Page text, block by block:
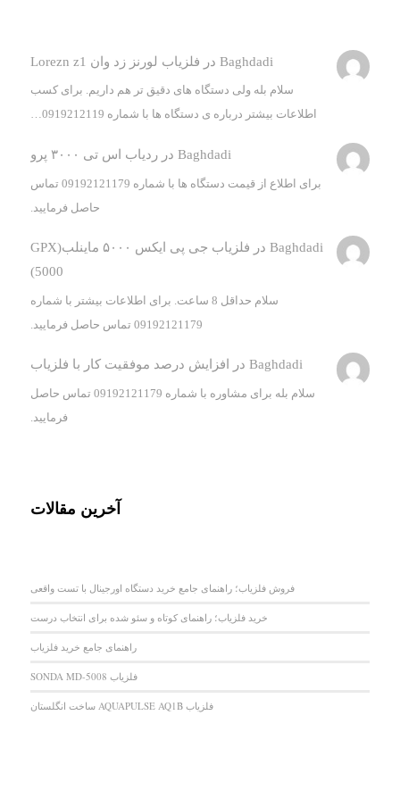
Baghdadi در فلزیاب لورنز زد وان Lorezn z1
سلام بله ولی دستگاه های دقیق تر هم داریم. برای کسب
اطلاعات بیشتر درباره ی دستگاه ها با شماره 0919212119…
Baghdadi درردیاب اس تی ۳۰۰۰ پرو
برای اطلاع از قیمت دستگاه ها با شماره 09192121179 تماس
حاصل فرمایید.
Baghdadi در
فلزیاب جی پی ایکس ۵۰۰۰ ماینلب(GPX
5000)
سلام حداقل 8 ساعت. برای اطلاعات بیشتر با شماره
09192121179 تماس حاصل فرمایید.
Baghdadi در افزایش درصد موفقیت کار با فلزیاب
سلام بله برای مشاوره با شماره 09192121179 تماس حاصل
فرمایید.
آخرین مقالات
فروش فلزیاب؛ راهنمای جامع خرید دستگاه اورجینال با تست واقعی
خرید فلزیاب؛ راهنمای کوتاه و سئو شده برای انتخاب درست
راهنمای جامع خرید فلزیاب
فلزیاب SONDA MD-5008
فلزیاب AQUAPULSE AQ1B ساخت انگلستان